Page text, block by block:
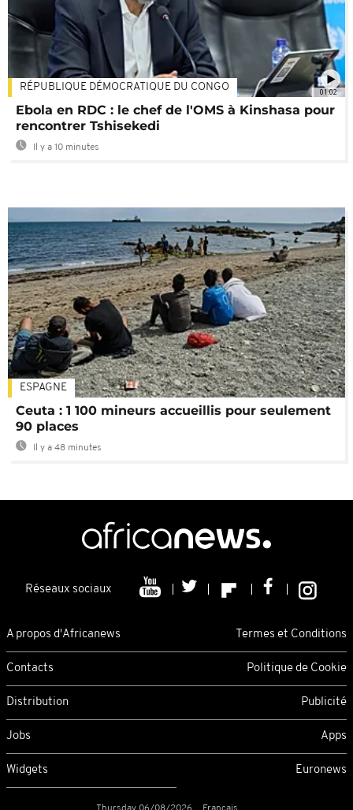
01:02
RÉPUBLIQUE DÉMOCRATIQUE DU CONGO
Ebola en RDC : le chef de l'OMS à Kinshasa pour
rencontrer Tshisekedi
Il y a 10 minutes
ESPAGNE
Ceuta : 1 100 mineurs accueillis pour seulement
90 places
Il y a 48 minutes
Réseaux sociaux
A propos d'Africanews Termes et Conditions
Contacts Politique de Cookie
Distribution Publicité
Jobs Apps
Widgets Euronews